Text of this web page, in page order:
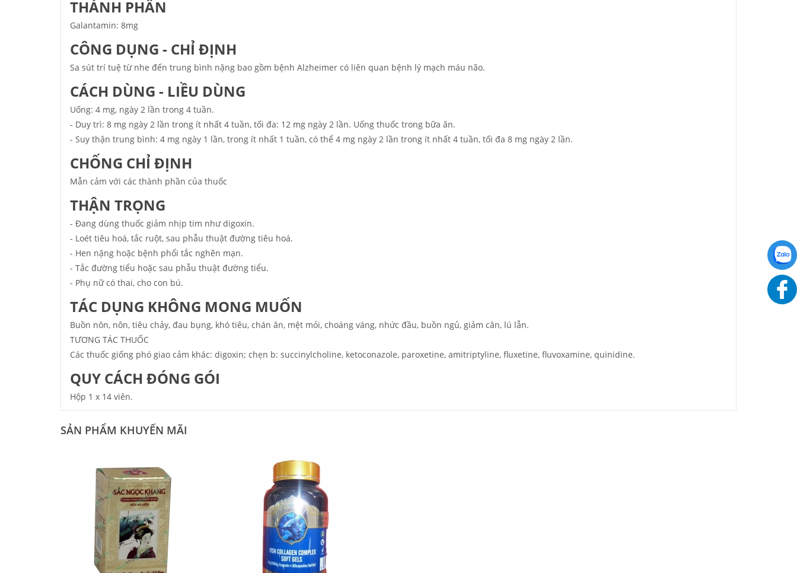
THÀNH PHẦN
Galantamin: 8mg
CÔNG DỤNG - CHỈ ĐỊNH
Sa sút trí tuệ từ nhe đến trung bình nặng bao gồm bệnh Alzheimer có liên quan bệnh lý mạch máu não.
CÁCH DÙNG - LIỀU DÙNG
Uống: 4 mg, ngày 2 lần trong 4 tuần.
- Duy trì: 8 mg ngày 2 lần trong ít nhất 4 tuần, tối đa: 12 mg ngày 2 lần. Uống thuốc trong bữa ăn.
- Suy thận trung bình: 4 mg ngày 1 lần, trong ít nhất 1 tuần, có thể 4 mg ngày 2 lần trong ít nhất 4 tuần, tối đa 8 mg ngày 2 lần.
CHỐNG CHỈ ĐỊNH
Mẫn cảm với các thành phần của thuốc
THẬN TRỌNG
- Ðang dùng thuốc giảm nhịp tim như digoxin.
- Loét tiêu hoá, tắc ruột, sau phẫu thuật đường tiêu hoá.
- Hen nặng hoặc bệnh phổi tắc nghẽn mạn.
- Tắc đường tiểu hoặc sau phẫu thuật đường tiểu.
- Phụ nữ có thai, cho con bú.
TÁC DỤNG KHÔNG MONG MUỐN
Buồn nôn, nôn, tiêu chảy, đau bụng, khó tiêu, chán ăn, mệt mỏi, choáng váng, nhức đầu, buồn ngủ, giảm cân, lú lẫn.
TƯƠNG TÁC THUỐC
Các thuốc giống phó giao cảm khác: digoxin; chẹn b: succinylcholine, ketoconazole, paroxetine, amitriptyline, fluxetine, fluvoxamine, quinidine.
QUY CÁCH ĐÓNG GÓI
Hộp 1 x 14 viên.
SẢN PHẨM KHUYẾN MÃI